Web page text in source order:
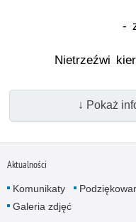
-
Nietrzeźwi
↓ Pokaż
Aktualności
Komunikaty
Galeria zdjęć